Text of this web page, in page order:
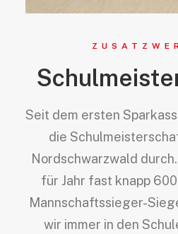
Seit dem ersten
die
Nordschwarzwald
für Jahr fast knapp
Mannschaftssieger-
wir immer in den